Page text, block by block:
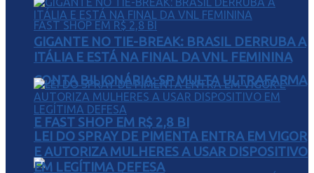
CONTA BILIONÁRIA: SP MULTA ULTRAFARMA
E FAST SHOP EM R$ 2,8 BI
GIGANTE NO TIE-BREAK: BRASIL DERRUBA A
ITÁLIA E ESTÁ NA FINAL DA VNL FEMININA
LEI DO SPRAY DE PIMENTA ENTRA EM VIGOR
E AUTORIZA MULHERES A USAR DISPOSITIVO
EM LEGÍTIMA DEFESA